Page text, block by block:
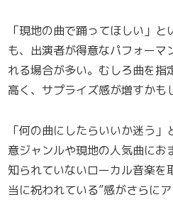
「現地の曲で踊ってほしい」
も、出演者が得意なパフォーマ
れる場合が多い。むしろ曲を指
高く、サプライズ感が増すかも
「何の曲にしたらいいか迷う
意ジャンルや現地の人気曲にお
知られていないローカル音楽を
当に祝われている”感がさらにア